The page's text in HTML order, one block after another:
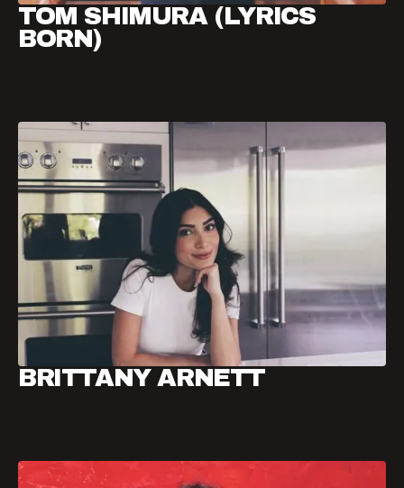
TOM SHIMURA (LYRICS
BORN)
BRITTANY ARNETT